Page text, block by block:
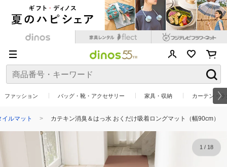
ファッション バッグ・靴・アクセサリー 家具・収納 カーテン・
ルマット カテキン消臭＆はっ水 おくだけ吸着ロングマット（幅90cm）
1/ 18